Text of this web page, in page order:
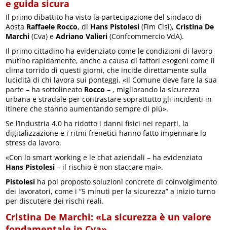
e guida sicura
Il primo dibattito ha visto la partecipazione del sindaco di
Aosta Raffaele Rocco, di Hans Pistolesi (Fim Cisl),Cristina De
Marchi (Cva) eAdriano Valieri (Confcommercio VdA).
Il primo cittadino ha evidenziato come le condizioni di lavoro
mutino rapidamente, anche a causa di fattori esogeni come il
clima torrido di questi giorni, che incide direttamente sulla
lucidità di chi lavora sui ponteggi. «Il Comune deve fare la sua
parte – ha sottolineato Rocco – , migliorando la sicurezza
urbana e stradale per contrastare soprattutto gli incidenti in
itinere che stanno aumentando sempre di più».
Se l’Industria 4.0 ha ridotto i danni fisici nei reparti, la
digitalizzazione e i ritmi frenetici hanno fatto impennare lo
stress da lavoro.
«Con lo smart working e le chat aziendali – ha evidenziato
Hans Pistolesi – il rischio è non staccare mai».
Pistolesi ha poi proposto soluzioni concrete di coinvolgimento
dei lavoratori, come i “5 minuti per la sicurezza” a inizio turno
per discutere dei rischi reali.
Cristina De Marchi: «La sicurezza è un valore